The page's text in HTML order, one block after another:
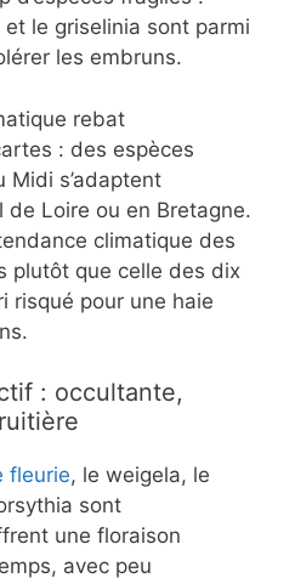
et le griselinia sont parmi
les embruns.
rebat
: des espèces
Midi s’adaptent
de Loire ou en Bretagne.
climatique des
plutôt que celle des dix
risqué pour une haie
: occultante,
fleurie, le weigela, le
sont
une floraison
avec peu